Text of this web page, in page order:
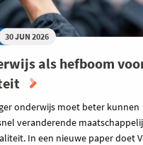
30 JUN 2026
als hefboom
onderwijs moet beter kunnen
veranderende
In een nieuwe paper doet